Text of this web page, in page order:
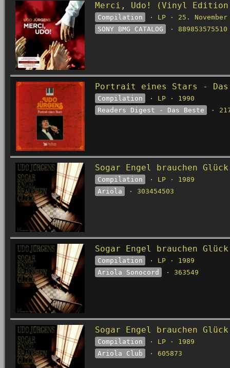
Merci, Udo! (Vinyl
Compilation
· LP · 25. November
SONY BMG CATALOG
· 889853575510
Portrait eines Stars - Das
Compilation
· LP · 1990
Readers Digest - Das Beste
·
Sogar Engel brauchen Glück
Compilation
· LP · 1989
Ariola
· 303454503
Sogar Engel brauchen Glück
Compilation
· LP · 1989
Ariola Sonocord
· 363549
Sogar Engel brauchen Glück
Compilation
· LP · 1989
Ariola Club
· 605873